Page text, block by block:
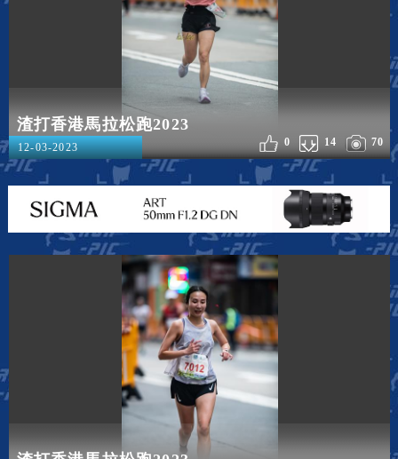
渣打香港馬拉松跑2023
70
14
0
12-03-2023